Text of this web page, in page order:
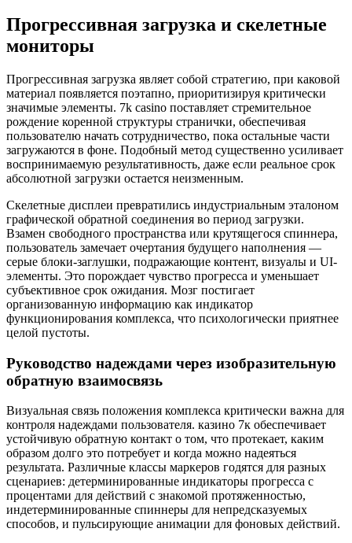
Прогрессивная загрузка и скелетные
мониторы
Прогрессивная загрузка являет собой стратегию, при каковой
материал появляется поэтапно, приоритизируя критически
значимые элементы. 7k casino поставляет стремительное
рождение коренной структуры странички, обеспечивая
пользователю начать сотрудничество, пока остальные части
загружаются в фоне. Подобный метод существенно усиливает
воспринимаемую результативность, даже если реальное срок
абсолютной загрузки остается неизменным.
Скелетные дисплеи превратились индустриальным эталоном
графической обратной соединения во период загрузки.
Взамен свободного пространства или крутящегося спиннера,
пользователь замечает очертания будущего наполнения —
серые блоки-заглушки, подражающие контент, визуалы и UI-
элементы. Это порождает чувство прогресса и уменьшает
субъективное срок ожидания. Мозг постигает
организованную информацию как индикатор
функционирования комплекса, что психологически приятнее
целой пустоты.
Руководство надеждами через изобразительную
обратную взаимосвязь
Визуальная связь положения комплекса критически важна для
контроля надеждами пользователя. казино 7к обеспечивает
устойчивую обратную контакт о том, что протекает, каким
образом долго это потребует и когда можно надеяться
результата. Различные классы маркеров годятся для разных
сценариев: детерминированные индикаторы прогресса с
процентами для действий с знакомой протяженностью,
индетерминированные спиннеры для непредсказуемых
способов, и пульсирующие анимации для фоновых действий.